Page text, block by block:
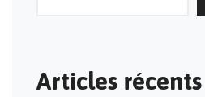
Articles récents